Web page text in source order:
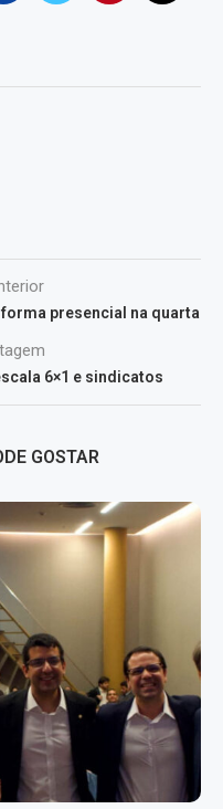
presencial na quarta
6×1 e sindicatos
GOSTAR